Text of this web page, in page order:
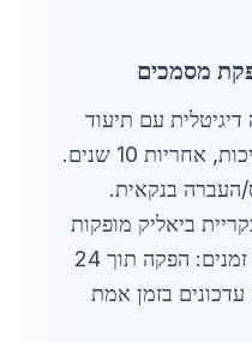
עם תיעוד
מלא: מפרט טכני, תעודת איכות, אחריות 10 שנים.
העברה בנקאית.
ביאליק מופקות
במיוחד, ללא מלאי ישן. לוח זמנים: הפקה תוך 24
בזמן אמת